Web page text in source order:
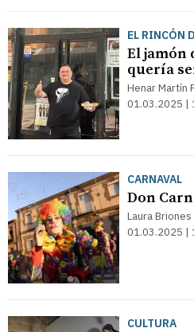
EL RINCÓN
El jamón
quería
Henar Martín
01.03.2025 |
CARNAVAL
Don
Laura Briones
01.03.2025 |
CULTURA